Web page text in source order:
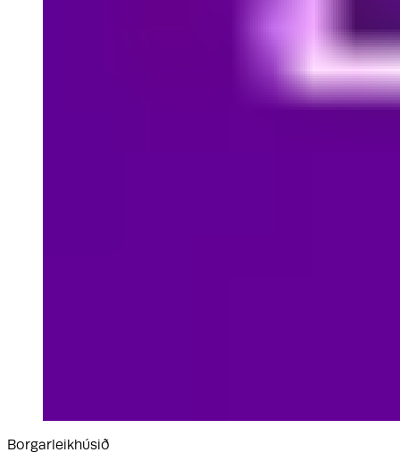
Borgarleikhúsið